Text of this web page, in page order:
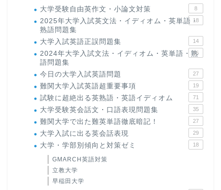
大学受験自由英作文・小論文対策 8
2025年大学入試英文法・イディオム・英単語・
熟語問題集
18
大学入試英語正誤問題集 14
2024年大学入試文法・イディオム・英単語・熟
語問題集
15
今日の大学入試英語問題 27
難関大学入試英語超重要事項 19
試験に超絶出る英熟語・英語イディオム 71
大学受験英会話文・口語表現問題集 35
難関大学で出た難英単語徹底暗記！ 27
大学入試に出る英会話表現 29
大学・学部別傾向と対策ゼミ 18
GMARCH英語対策
立教大学
早稲田大学